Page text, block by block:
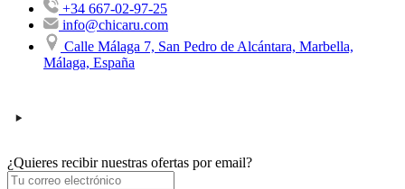
+34 667-02-97-25
info@chicaru.com
Calle Málaga 7, San Pedro de Alcántara, Marbella,
Málaga, España
¿Quieres recibir nuestras ofertas por email?